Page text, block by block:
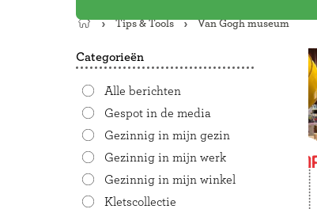
Terug
de
Tips & Tools Van Gogh museum
Categorieën
Alle berichten
Gespot in de media
Gezinnig in mijn gezin
Gezinnig in mijn werk
Gezinnig in mijn winkel
Kletscollectie